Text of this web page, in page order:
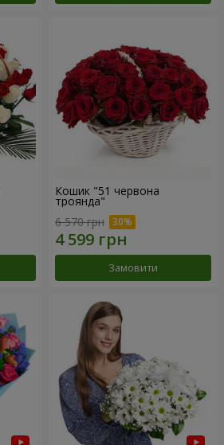
Кошик "51 червона
троянда"
6 570 грн
Замовити